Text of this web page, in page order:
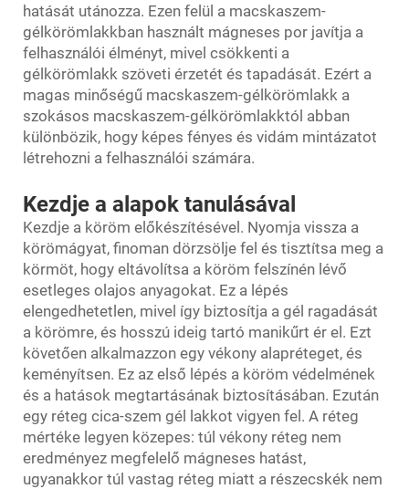
hatását utánozza. Ezen felül a macskaszem-
gélkörömlakkban használt mágneses por javítja a
felhasználói élményt, mivel csökkenti a
gélkörömlakk szöveti érzetét és tapadását. Ezért a
magas minőségű macskaszem-gélkörömlakk a
szokásos macskaszem-gélkörömlakktól abban
különbözik, hogy képes fényes és vidám mintázatot
létrehozni a felhasználói számára.
Kezdje a alapok tanulásával
Kezdje a köröm előkészítésével. Nyomja vissza a
körömágyat, finoman dörzsölje fel és tisztítsa meg a
körmöt, hogy eltávolítsa a köröm felszínén lévő
esetleges olajos anyagokat. Ez a lépés
elengedhetetlen, mivel így biztosítja a gél ragadását
a körömre, és hosszú ideig tartó manikűrt ér el. Ezt
követően alkalmazzon egy vékony alapréteget, és
keményítsen. Ez az első lépés a köröm védelmének
és a hatások megtartásának biztosításában. Ezután
egy réteg cica-szem gél lakkot vigyen fel. A réteg
mértéke legyen közepes: túl vékony réteg nem
eredményez megfelelő mágneses hatást,
ugyanakkor túl vastag réteg miatt a részecskék nem